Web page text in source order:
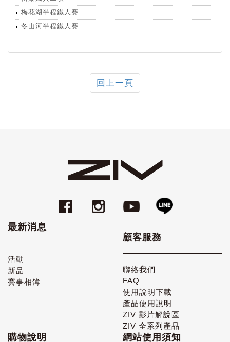
梅花湖半程鐵人賽
冬山河半程鐵人賽
回上一頁
最新消息
活動
新品
賽事相簿
顧客服務
聯絡我們
FAQ
使用說明下載
產品使用說明
ZIV 影片解說區
ZIV 全系列產品
購物說明 網站使用須知